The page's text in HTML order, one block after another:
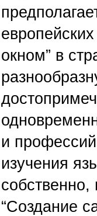
окном” в
и профессий
изучения
собственно,
“Создание